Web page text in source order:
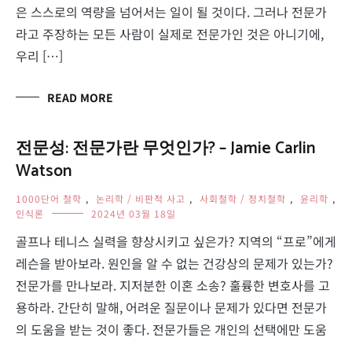
은 스스로의 역량을 넘어서는 일이 될 것이다. 그러나 전문가
라고 주장하는 모든 사람이 실제로 전문가인 것은 아니기에,
우리 […]
READ MORE
전문성: 전문가란 무엇인가? – Jamie Carlin
Watson
1000단어 철학 , 논리학 / 비판적 사고 , 사회철학 / 정치철학 , 윤리학 ,
인식론
2024년 03월 18일
골프나 테니스 실력을 향상시키고 싶은가? 지역의 “프로”에게
레슨을 받아보라. 원인을 알 수 없는 건강상의 문제가 있는가?
전문가를 만나보라. 지저분한 이혼 소송? 훌륭한 변호사를 고
용하라. 간단히 말해, 어려운 질문이나 문제가 있다면 전문가
의 도움을 받는 것이 좋다. 전문가들은 개인의 선택에만 도움